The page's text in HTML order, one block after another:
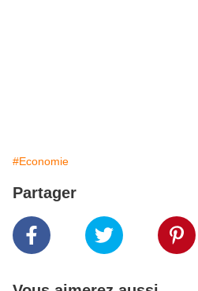
#Economie
Partager